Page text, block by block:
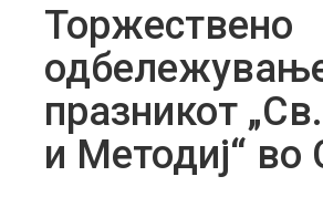
Торжествено
празникот
и Методиј“ во